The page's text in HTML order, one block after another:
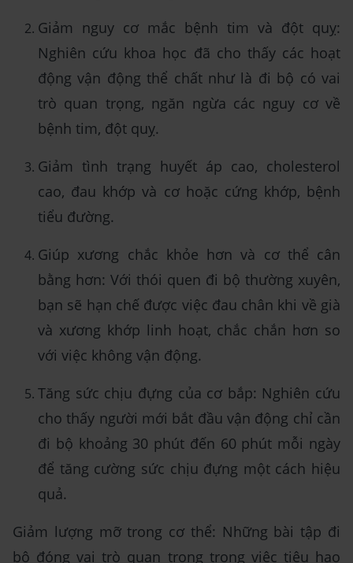
Giảm nguy cơ mắc bệnh tim và đột quỵ:
Nghiên cứu khoa học đã cho thấy các hoạt
động vận động thể chất như là đi bộ có vai
trò quan trọng, ngăn ngừa các nguy cơ về
bệnh tim, đột quỵ.
Giảm tình trạng huyết áp cao, cholesterol
cao, đau khớp và cơ hoặc cứng khớp, bệnh
tiểu đường.
Giúp xương chắc khỏe hơn và cơ thể cân
bằng hơn: Với thói quen đi bộ thường xuyên,
bạn sẽ hạn chế được việc đau chân khi về già
và xương khớp linh hoạt, chắc chắn hơn so
với việc không vận động.
Tăng sức chịu đựng của cơ bắp: Nghiên cứu
cho thấy người mới bắt đầu vận động chỉ cần
đi bộ khoảng 30 phút đến 60 phút mỗi ngày
để tăng cường sức chịu đựng một cách hiệu
quả.
Giảm lượng mỡ trong cơ thể: Những bài tập đi
bộ đóng vai trò quan trọng trong việc tiêu hao